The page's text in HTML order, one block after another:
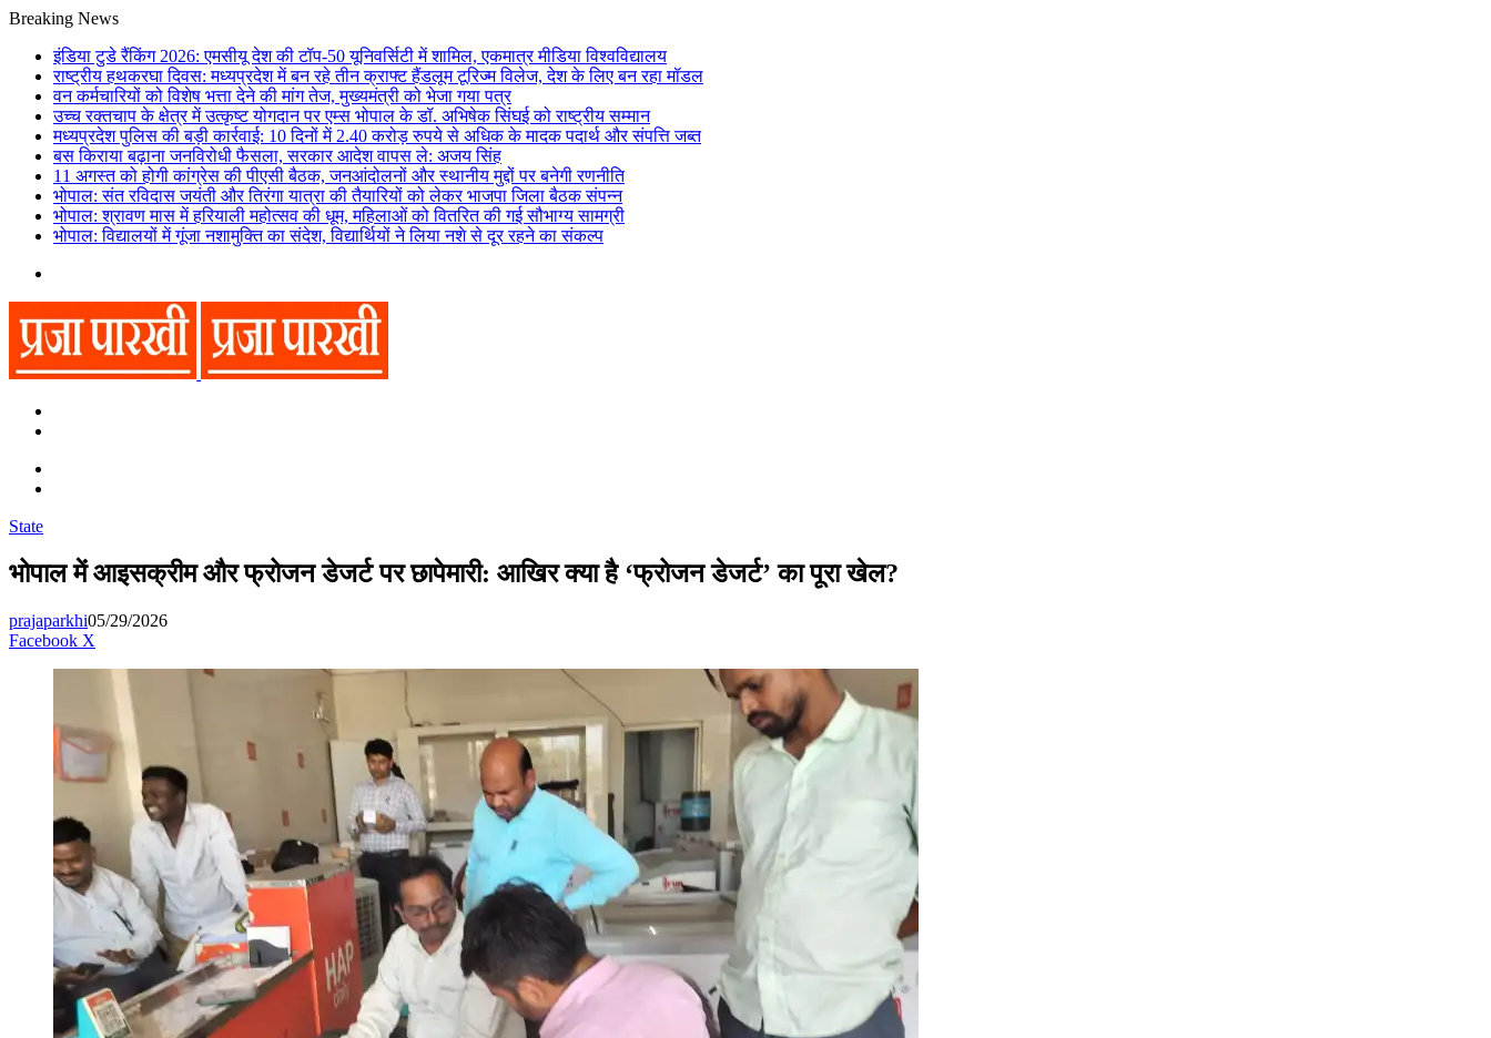
Breaking News
इंडिया टुडे रैंकिंग 2026: एमसीयू देश की टॉप-50 यूनिवर्सिटी में शामिल, एकमात्र मीडिया विश्वविद्यालय
राष्ट्रीय हथकरघा दिवस: मध्यप्रदेश में बन रहे तीन क्राफ्ट हैंडलूम टूरिज्म विलेज, देश के लिए बन रहा मॉडल
वन कर्मचारियों को विशेष भत्ता देने की मांग तेज, मुख्यमंत्री को भेजा गया पत्र
उच्च रक्तचाप के क्षेत्र में उत्कृष्ट योगदान पर एम्स भोपाल के डॉ. अभिषेक सिंघई को राष्ट्रीय सम्मान
मध्यप्रदेश पुलिस की बड़ी कार्रवाई: 10 दिनों में 2.40 करोड़ रुपये से अधिक के मादक पदार्थ और संपत्ति जब्त
बस किराया बढ़ाना जनविरोधी फैसला, सरकार आदेश वापस ले: अजय सिंह
11 अगस्त को होगी कांग्रेस की पीएसी बैठक, जनआंदोलनों और स्थानीय मुद्दों पर बनेगी रणनीति
भोपाल: संत रविदास जयंती और तिरंगा यात्रा की तैयारियों को लेकर भाजपा जिला बैठक संपन्न
भोपाल: श्रावण मास में हरियाली महोत्सव की धूम, महिलाओं को वितरित की गई सौभाग्य सामग्री
भोपाल: विद्यालयों में गूंजा नशामुक्ति का संदेश, विद्यार्थियों ने लिया नशे से दूर रहने का संकल्प
State
भोपाल में आइसक्रीम और फ्रोजन डेजर्ट पर छापेमारी: आखिर क्या है ‘फ्रोजन डेजर्ट’ का पूरा खेल?
prajaparkhi05/29/2026
Facebook X